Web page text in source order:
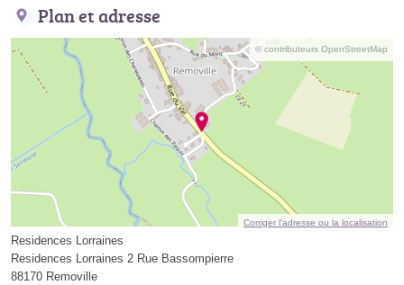
Plan et adresse
© contributeurs OpenStreetMap
Corriger l’adresse ou la localisation
Residences Lorraines
Residences Lorraines 2 Rue Bassompierre
88170 Removille